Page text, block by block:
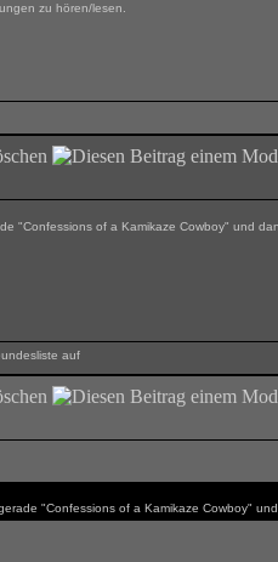
zu hören/lesen.
"Confessions of a Kamikaze Cowboy" und
"Confessions of a Kamikaze Cowboy"